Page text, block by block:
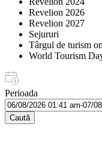
Revelion 2026
Revelion 2027
Sejururi
Târgul de turism
World Tourism
Perioada
Caută